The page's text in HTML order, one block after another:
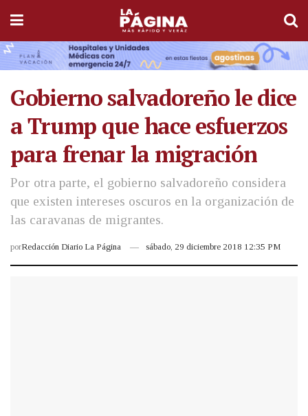
Gobierno salvadoreño le dice
a Trump que hace esfuerzos
para frenar la migración
Por otra parte, el gobierno salvadoreño considera
que existen intereses oscuros en la organización de
las caravanas de migrantes.
porRedacción Diario La Página sábado, 29 diciembre 2018 12:35 PM